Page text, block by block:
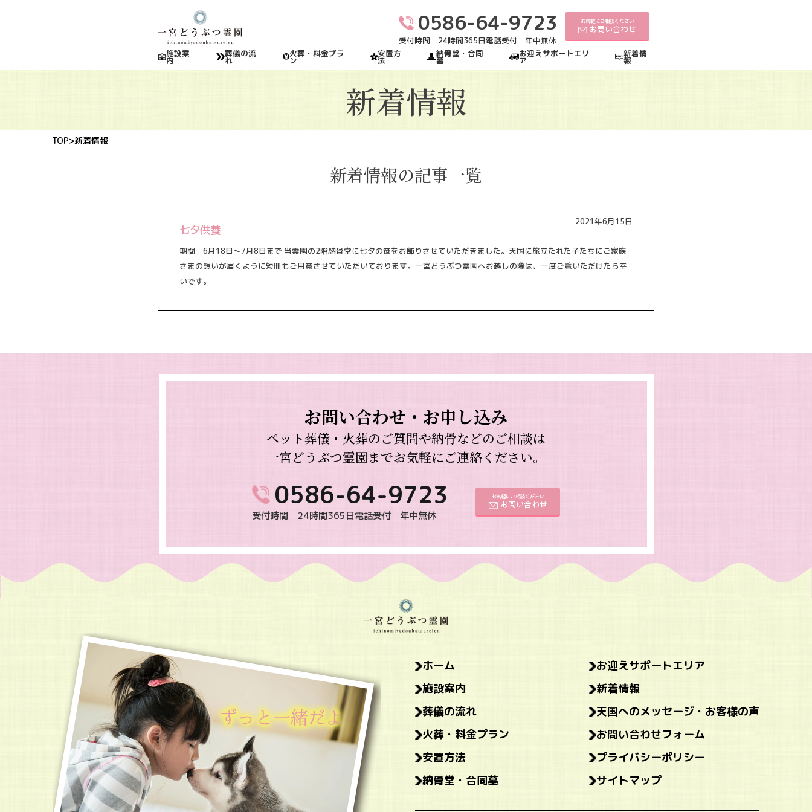
0586-64-9723
受付時間 24時間365日電話受付 年中無休
お気軽にご相談ください
お問い合わせ
施設案
内
葬儀の流
れ
火葬・料金プラ
ン
安置方
法
納骨堂・合同
墓
お迎えサポートエリ
ア
新着情
報
新着情報
TOP>新着情報
新着情報の記事一覧
2021年6月15日
七夕供養
期間 6月18日～7月8日まで 当霊園の2階納骨堂に七夕の笹をお飾りさせていただきました。天国に旅立たれた子たちにご家族
さまの想いが届くように短冊もご用意させていただいております。一宮どうぶつ霊園へお越しの際は、一度ご覧いただけたら幸
いです。
お問い合わせ・お申し込み
ペット葬儀・火葬のご質問や納骨などのご相談は
一宮どうぶつ霊園までお気軽にご連絡ください。
0586-64-9723
受付時間 24時間365日電話受付 年中無休
お気軽にご相談ください
お問い合わせ
ホーム
施設案内
葬儀の流れ
火葬・料金プラン
安置方法
納骨堂・合同墓
お迎えサポートエリア
新着情報
天国へのメッセージ・お客様の声
お問い合わせフォーム
プライバシーポリシー
サイトマップ